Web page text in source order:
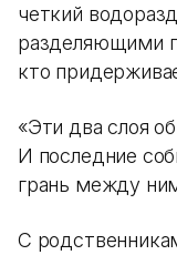
четкий
разделяющими
кто
«Эти два слоя
И последние
грань между
С